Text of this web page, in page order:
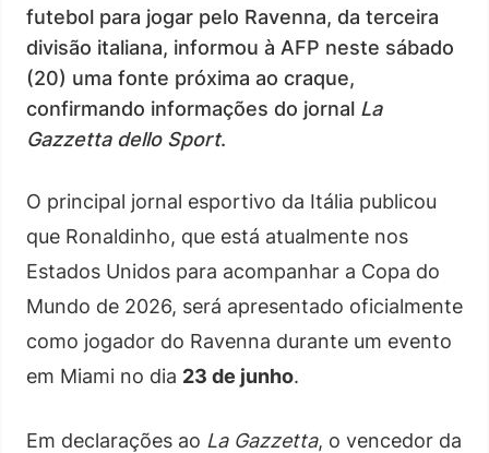
futebol para jogar pelo Ravenna, da terceira
divisão italiana, informou à AFP neste sábado
(20) uma fonte próxima ao craque,
confirmando informações do jornal La
Gazzetta dello Sport.
O principal jornal esportivo da Itália publicou
que Ronaldinho, que está atualmente nos
Estados Unidos para acompanhar a Copa do
Mundo de 2026, será apresentado oficialmente
como jogador do Ravenna durante um evento
em Miami no dia 23 de junho.
Em declarações ao La Gazzetta, o vencedor da